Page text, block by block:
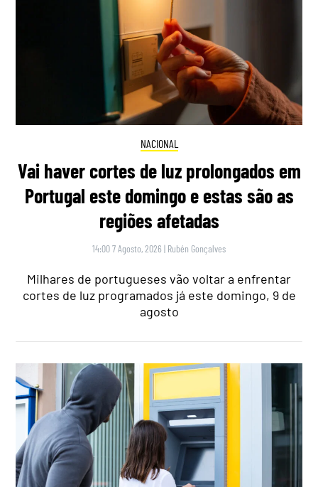
NACIONAL
Vai haver cortes de luz prolongados em
Portugal este domingo e estas são as
regiões afetadas
14:00 7 Agosto, 2026 | Rubén Gonçalves
Milhares de portugueses vão voltar a enfrentar
cortes de luz programados já este domingo, 9 de
agosto